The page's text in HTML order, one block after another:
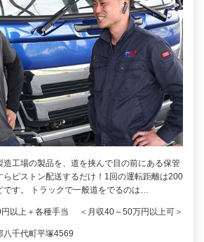
造工場の製品を、道を挟んで目の前にある保管
らピストン配送するだけ！1回の運転距離は200
です。 トラックで一般道をでるのは…
円以上＋各種手当 ＜月収40～50万円以上可＞
八千代町平塚4569